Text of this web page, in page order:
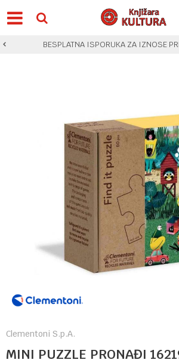
BESPLATNA ISPORUKA ZA IZNOSE
Clementoni S.p.A.
MINI PUZZLE PRONAĐI